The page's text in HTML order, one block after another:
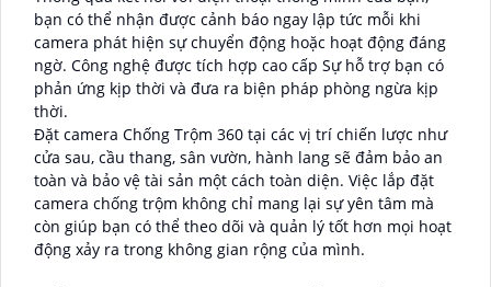
bạn có thể nhận được cảnh báo ngay lập tức mỗi khi
camera phát hiện sự chuyển động hoặc hoạt động đáng
ngờ. Công nghệ được tích hợp cao cấp Sự hỗ trợ bạn có
phản ứng kịp thời và đưa ra biện pháp phòng ngừa kịp
thời.
Đặt camera Chống Trộm 360 tại các vị trí chiến lược như
cửa sau, cầu thang, sân vườn, hành lang sẽ đảm bảo an
toàn và bảo vệ tài sản một cách toàn diện. Việc lắp đặt
camera chống trộm không chỉ mang lại sự yên tâm mà
còn giúp bạn có thể theo dõi và quản lý tốt hơn mọi hoạt
động xảy ra trong không gian rộng của mình.